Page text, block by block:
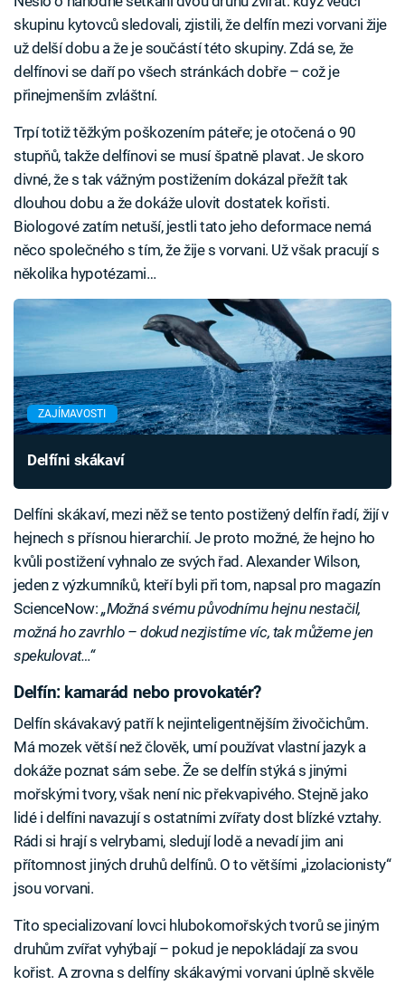
skupinu kytovců sledovali, zjistili, že delfín mezi vorvani žije
už delší dobu a že je součástí této skupiny. Zdá se, že
delfínovi se daří po všech stránkách dobře – což je
přinejmenším zvláštní.
Trpí totiž těžkým poškozením páteře; je otočená o 90
stupňů, takže delfínovi se musí špatně plavat. Je skoro
divné, že s tak vážným postižením dokázal přežít tak
dlouhou dobu a že dokáže ulovit dostatek kořisti.
Biologové zatím netuší, jestli tato jeho deformace nemá
něco společného s tím, že žije s vorvani. Už však pracují s
několika hypotézami…
ZAJÍMAVOSTI
Delfíni skákaví
Delfíni skákaví, mezi něž se tento postižený delfín řadí, žijí v
hejnech s přísnou hierarchií. Je proto možné, že hejno ho
kvůli postižení vyhnalo ze svých řad. Alexander Wilson,
jeden z výzkumníků, kteří byli při tom, napsal pro magazín
ScienceNow: „Možná svému původnímu hejnu nestačil,
možná ho zavrhlo – dokud nezjistíme víc, tak můžeme jen
spekulovat…“
Delfín: kamarád nebo provokatér?
Delfín skávakavý patří k nejinteligentnějším živočichům.
Má mozek větší než člověk, umí používat vlastní jazyk a
dokáže poznat sám sebe. Že se delfín stýká s jinými
mořskými tvory, však není nic překvapivého. Stejně jako
lidé i delfíni navazují s ostatními zvířaty dost blízké vztahy.
Rádi si hrají s velrybami, sledují lodě a nevadí jim ani
přítomnost jiných druhů delfínů. O to většími „izolacionisty“
jsou vorvani.
Tito specializovaní lovci hlubokomořských tvorů se jiným
druhům zvířat vyhýbají – pokud je nepokládají za svou
kořist. A zrovna s delfíny skákavými vorvani úplně skvěle